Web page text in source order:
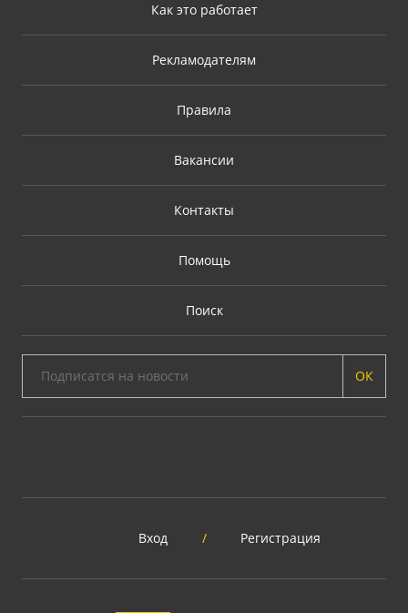
Как это работает
Рекламодателям
Правила
Вакансии
Контакты
Помощь
Поиск
ОК
Вход / Регистрация